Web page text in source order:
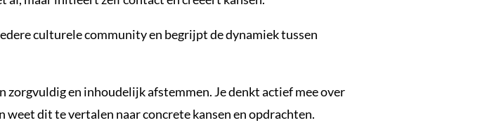
culturele community en begrijpt de dynamiek tussen
zorgvuldig en inhoudelijk afstemmen. Je denkt actief mee over
dit te vertalen naar concrete kansen en opdrachten.